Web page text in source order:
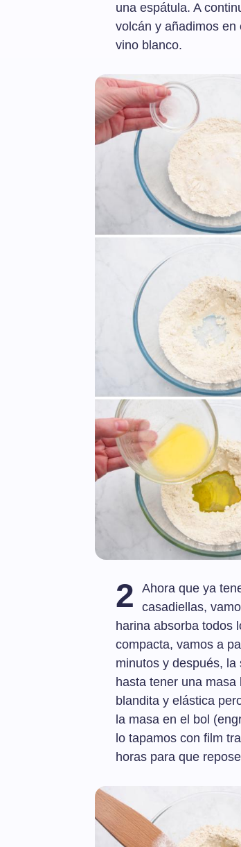
una espátula. A
volcán y añadimos en
vino blanco.
2
Ahora que ya
casadiellas,
harina absorba todos
compacta, vamos a
minutos y después,
hasta tener una
blandita y elástica
la masa en el bol
lo tapamos con film
horas para que